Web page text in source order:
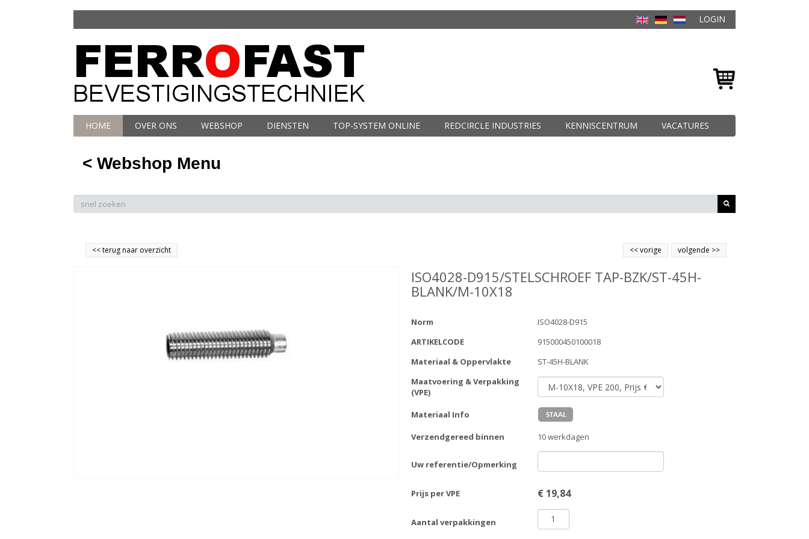
LOGIN
HOME OVER ONS WEBSHOP DIENSTEN TOP-SYSTEM ONLINE REDCIRCLE INDUSTRIES KENNISCENTRUM VACATURES
< Webshop Menu
<<terug naar overzicht volgende >>
<<vorige
ISO4028-D915/STELSCHROEF TAP-BZK/ST-45H-
BLANK/M-10X18
Norm
ISO4028-D915
ARTIKELCODE
915000450100018
Materiaal & Oppervlakte
ST-45H-BLANK
Maatvoering & Verpakking
(VPE)
Materiaal Info
Verzendgereed binnen 10 werkdagen
Uw referentie/Opmerking
Prijs per VPE € 19,84
Aantal verpakkingen